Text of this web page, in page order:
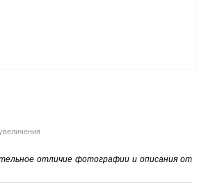
отличие фотографии и описания от